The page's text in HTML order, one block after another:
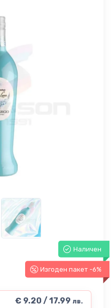
Наличен
Изгоден пакет -6%
€ 9.20 / 17.99 лв.